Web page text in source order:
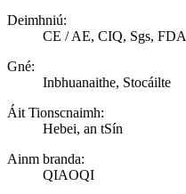
Deimhniú:
CE / AE, CIQ, Sgs, FDA
Gné:
Inbhuanaithe, Stocáilte
Áit Tionscnaimh:
Hebei, an tSín
Ainm branda:
QIAOQI